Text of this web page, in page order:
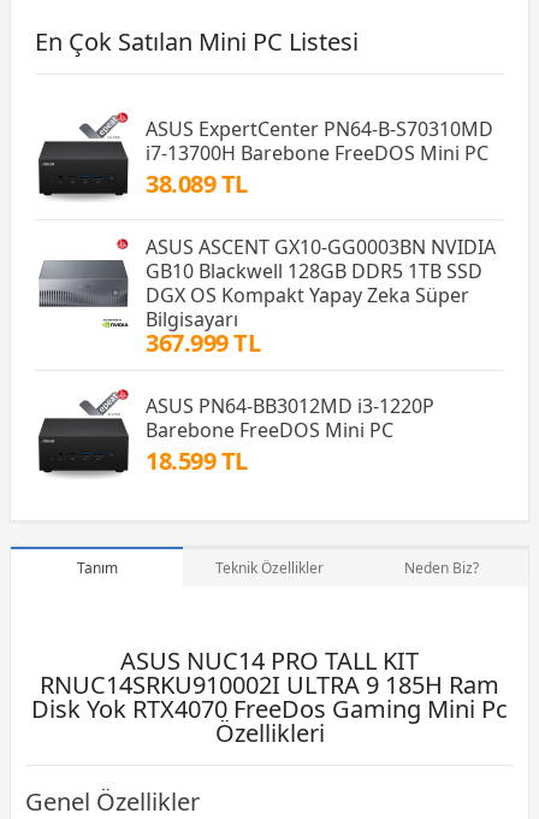
En Çok Satılan Mini PC Listesi
ASUS ExpertCenter PN64-B-S70310MD
i7-13700H Barebone FreeDOS Mini PC
38.089 TL
ASUS ASCENT GX10-GG0003BN NVIDIA
GB10 Blackwell 128GB DDR5 1TB SSD
DGX OS Kompakt Yapay Zeka Süper
Bilgisayarı
367.999 TL
ASUS PN64-BB3012MD i3-1220P
Barebone FreeDOS Mini PC
18.599 TL
Tanım Teknik Özellikler Neden Biz?
ASUS NUC14 PRO TALL KIT
RNUC14SRKU910002I ULTRA 9 185H Ram
Disk Yok RTX4070 FreeDos Gaming Mini Pc
Özellikleri
Genel Özellikler